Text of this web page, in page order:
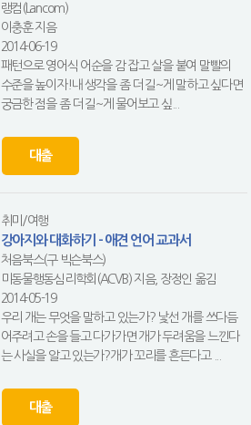
랭컴(Lancom)
이충훈 지음
2014-06-19
패턴으로 영어식 어순을 감 잡고 살을 붙여 말빨의
수준을 높이자!내 생각을 좀 더 길~게 말하고 싶다면
궁금한 점을 좀 더 길~게 물어보고 싶...
대출
취미/여행
강아지와 대화하기 - 애견 언어 교과서
처음북스(구 빅슨북스)
미동물행동심리학회(ACVB) 지음, 장정인 옮김
2014-05-19
우리 개는 무엇을 말하고 있는가? 낯선 개를 쓰다듬
어주려고 손을 들고 다가가면 개가 두려움을 느낀다
는 사실을 알고 있는가?개가 꼬리를 흔든다고 ...
대출